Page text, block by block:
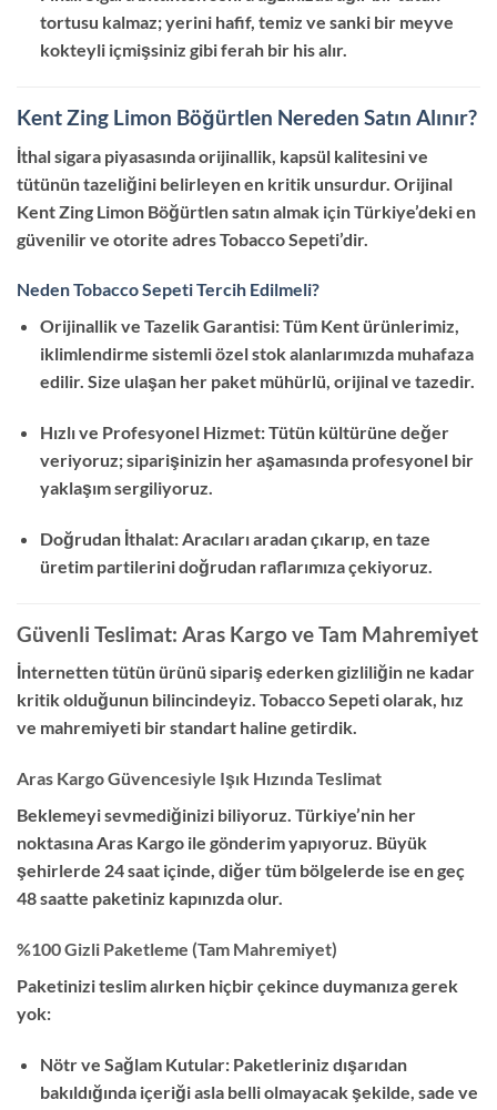
tortusu kalmaz; yerini hafif, temiz ve sanki bir meyve
kokteyli içmişsiniz gibi ferah bir his alır.
Kent Zing Limon Böğürtlen Nereden Satın Alınır?
İthal sigara piyasasında orijinallik, kapsül kalitesini ve
tütünün tazeliğini belirleyen en kritik unsurdur. Orijinal
Kent Zing Limon Böğürtlen satın almak için Türkiye’deki en
güvenilir ve otorite adres Tobacco Sepeti’dir.
Neden Tobacco Sepeti Tercih Edilmeli?
Orijinallik ve Tazelik Garantisi: Tüm Kent ürünlerimiz,
iklimlendirme sistemli özel stok alanlarımızda muhafaza
edilir. Size ulaşan her paket mühürlü, orijinal ve tazedir.
Hızlı ve Profesyonel Hizmet: Tütün kültürüne değer
veriyoruz; siparişinizin her aşamasında profesyonel bir
yaklaşım sergiliyoruz.
Doğrudan İthalat: Aracıları aradan çıkarıp, en taze
üretim partilerini doğrudan raflarımıza çekiyoruz.
Güvenli Teslimat: Aras Kargo ve Tam Mahremiyet
İnternetten tütün ürünü sipariş ederken gizliliğin ne kadar
kritik olduğunun bilincindeyiz. Tobacco Sepeti olarak, hız
ve mahremiyeti bir standart haline getirdik.
Aras Kargo Güvencesiyle Işık Hızında Teslimat
Beklemeyi sevmediğinizi biliyoruz. Türkiye’nin her
noktasına Aras Kargo ile gönderim yapıyoruz. Büyük
şehirlerde 24 saat içinde, diğer tüm bölgelerde ise en geç
48 saatte paketiniz kapınızda olur.
%100 Gizli Paketleme (Tam Mahremiyet)
Paketinizi teslim alırken hiçbir çekince duymanıza gerek
yok:
Nötr ve Sağlam Kutular: Paketleriniz dışarıdan
bakıldığında içeriği asla belli olmayacak şekilde, sade ve